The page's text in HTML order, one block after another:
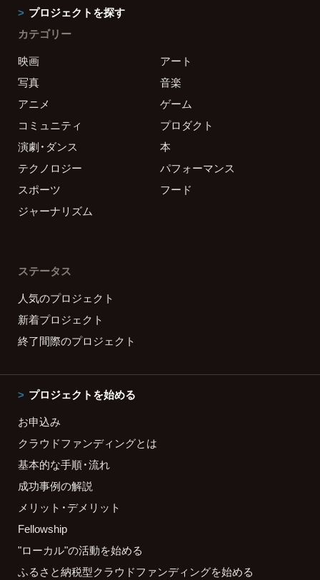
プロジェクトを探す
カテゴリー
映画
アート
写真
音楽
アニメ
ゲーム
コミュニティ
プロダクト
演劇・ダンス
本
テクノロジー
パフォーマンス
スポーツ
フード
ジャーナリズム
ステータス
人気のプロジェクト
新着プロジェクト
終了間際のプロジェクト
プロジェクトを始める
お申込み
クラウドファンディングとは
基本的な手順・流れ
成功事例の解説
メリット・デメリット
Fellowship
"ローカル"の活動を始める
ふるさと納税型クラウドファンディングを始める